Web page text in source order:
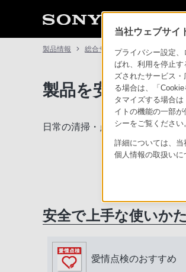
製品情報 総合サポート・お問い合わせ
製品を安全に、安
日常の清掃・点検が大切です。
安全で上手な使いかた
愛情点検のおすすめ
当社ウェブサイ
プライバシー設定
ばれ、利用を停止
ズされたサービス
る場合は、「
タマイズする場合
イトの機能の一部
シーをご覧ください
詳細については、当
個人情報の取扱いに